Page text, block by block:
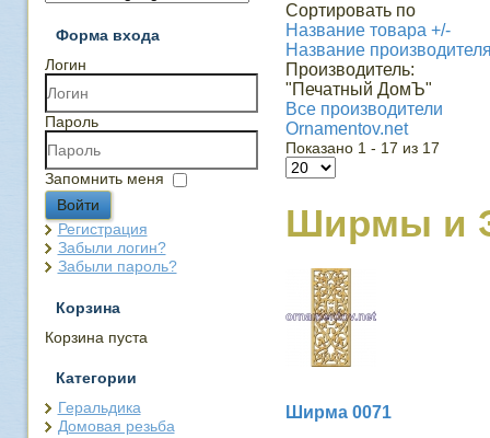
Форма входа
Логин
Пароль
Запомнить меня
Войти
Регистрация
Забыли логин?
Забыли пароль?
Корзина
Корзина пуста
Категории
Геральдика
Домовая резьба
Сортировать по
Название товара +/-
Название
Производитель:
"Печатный ДомЪ"
Все производители
Ornamentov.net
Показано 1 - 17 из 17
Ширмы и
Ширма 0071